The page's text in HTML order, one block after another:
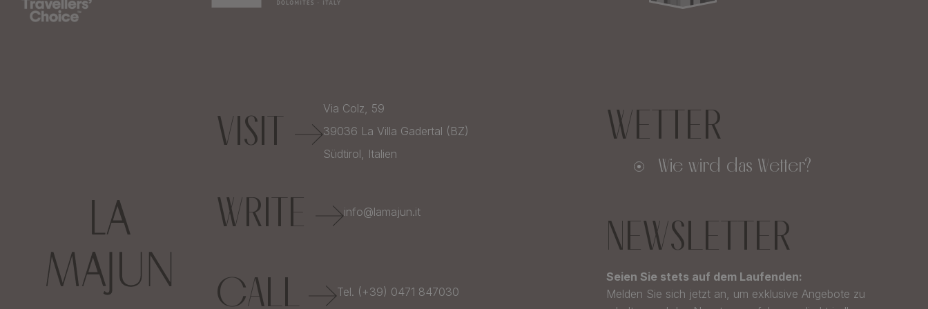
VISIT
Via Colz, 59
39036 La Villa Gadertal (BZ)
Südtirol, Italien
WRITE info@lamajun.it
CALL Tel. (+39) 0471 847030
WETTER
Wie wird das Wetter?
NEWSLETTER
Seien Sie stets auf dem Laufenden:
Melden Sie sich jetzt an, um exklusive Angebote zu